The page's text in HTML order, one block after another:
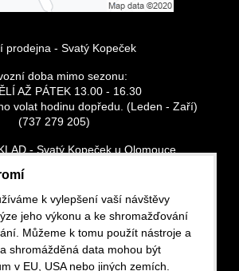
prodejna - Svatý Kopeček
doba mimo sezonu:
AŽ PÁTEK 13.00 - 16.30
volat hodinu dopředu. (Leden - Zaří)
(737 279 205)
- Svatý Kopeček u Olomouce
- Pá: 13:00 - 16:30
tel. domluvy - (737 279 205)
s.r.o. (Dříve Petr Růžička)
náměstí 29/19
Svatý kopeček
k vylepšení vaší návštěvy
jeho výkonu a ke shromažďování
Můžeme k tomu použít nástroje a
shromážděná data mohou být
v EU, USA nebo jiných zemích.